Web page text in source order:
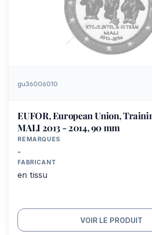
gu36006010
EUFOR, European Union,
MALI 2013 - 2014, 90 mm
REMARQUES
-
FABRICANT
en tissu
VOIR LE PRODUIT